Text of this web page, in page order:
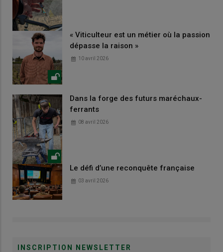
« Viticulteur est un métier où la passion
dépasse la raison »
10 avril 2026
Dans la forge des futurs maréchaux-
ferrants
08 avril 2026
Le défi d’une reconquête française
03 avril 2026
INSCRIPTION NEWSLETTER